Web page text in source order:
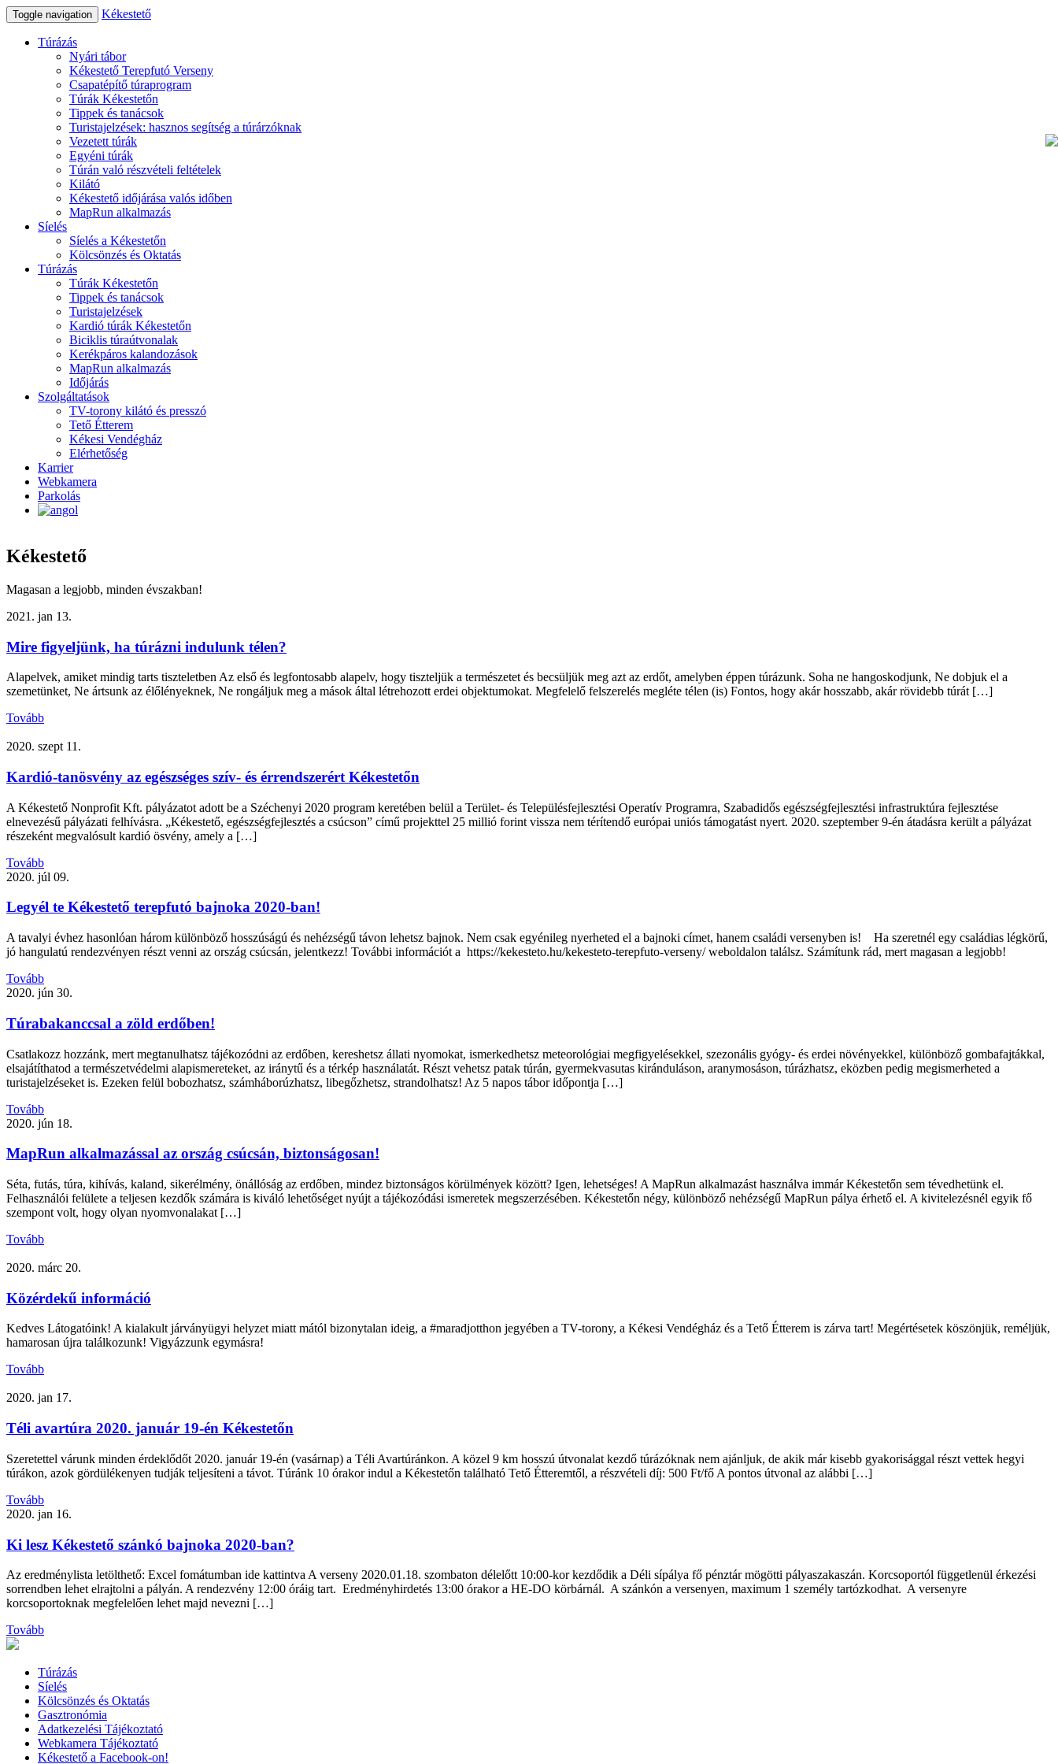
Toggle navigation Kékestető
Túrázás
Nyári tábor
Kékestető Terepfutó Verseny
Csapatépítő túraprogram
Túrák Kékestetőn
Tippek és tanácsok
Turistajelzések: hasznos segítség a túrárzóknak
Vezetett túrák
Egyéni túrák
Túrán való részvételi feltételek
Kilátó
Kékestető időjárása valós időben
MapRun alkalmazás
Síelés
Síelés a Kékestetőn
Kölcsönzés és Oktatás
Túrázás
Túrák Kékestetőn
Tippek és tanácsok
Turistajelzések
Kardió túrák Kékestetőn
Biciklis túraútvonalak
Kerékpáros kalandozások
MapRun alkalmazás
Időjárás
Szolgáltatások
TV-torony kilátó és presszó
Tető Étterem
Kékesi Vendégház
Elérhetőség
Karrier
Webkamera
Parkolás
Kékestető
Magasan a legjobb, minden évszakban!
2021. jan 13.
Mire figyeljünk, ha túrázni indulunk télen?
Alapelvek, amiket mindig tarts tiszteletben Az első és legfontosabb alapelv, hogy tiszteljük a természetet és becsüljük meg azt az erdőt, amelyben éppen túrázunk. Soha ne hangoskodjunk, Ne dobjuk el a
szemetünket, Ne ártsunk az élőlényeknek, Ne rongáljuk meg a mások által létrehozott erdei objektumokat. Megfelelő felszerelés megléte télen (is) Fontos, hogy akár hosszabb, akár rövidebb túrát […]
Tovább
2020. szept 11.
Kardió-tanösvény az egészséges szív- és érrendszerért Kékestetőn
A Kékestető Nonprofit Kft. pályázatot adott be a Széchenyi 2020 program keretében belül a Terület- és Településfejlesztési Operatív Programra, Szabadidős egészségfejlesztési infrastruktúra fejlesztése
elnevezésű pályázati felhívásra. „Kékestető, egészségfejlesztés a csúcson” című projekttel 25 millió forint vissza nem térítendő európai uniós támogatást nyert. 2020. szeptember 9-én átadásra került a pályázat
részeként megvalósult kardió ösvény, amely a […]
Tovább
2020. júl 09.
Legyél te Kékestető terepfutó bajnoka 2020-ban!
A tavalyi évhez hasonlóan három különböző hosszúságú és nehézségű távon lehetsz bajnok. Nem csak egyénileg nyerheted el a bajnoki címet, hanem családi versenyben is! Ha szeretnél egy családias légkörű,
jó hangulatú rendezvényen részt venni az ország csúcsán, jelentkezz! További információt a https://kekesteto.hu/kekesteto-terepfuto-verseny/ weboldalon találsz. Számítunk rád, mert magasan a legjobb!
Tovább
2020. jún 30.
Túrabakanccsal a zöld erdőben!
Csatlakozz hozzánk, mert megtanulhatsz tájékozódni az erdőben, kereshetsz állati nyomokat, ismerkedhetsz meteorológiai megfigyelésekkel, szezonális gyógy- és erdei növényekkel, különböző gombafajtákkal,
elsajátíthatod a természetvédelmi alapismereteket, az iránytű és a térkép használatát. Részt vehetsz patak túrán, gyermekvasutas kiránduláson, aranymosáson, túrázhatsz, eközben pedig megismerheted a
turistajelzéseket is. Ezeken felül bobozhatsz, számháborúzhatsz, libegőzhetsz, strandolhatsz! Az 5 napos tábor időpontja […]
Tovább
2020. jún 18.
MapRun alkalmazással az ország csúcsán, biztonságosan!
Séta, futás, túra, kihívás, kaland, sikerélmény, önállóság az erdőben, mindez biztonságos körülmények között? Igen, lehetséges! A MapRun alkalmazást használva immár Kékestetőn sem tévedhetünk el.
Felhasználói felülete a teljesen kezdők számára is kiváló lehetőséget nyújt a tájékozódási ismeretek megszerzésében. Kékestetőn négy, különböző nehézségű MapRun pálya érhető el. A kivitelezésnél egyik fő
szempont volt, hogy olyan nyomvonalakat […]
Tovább
2020. márc 20.
Közérdekű információ
Kedves Látogatóink! A kialakult járványügyi helyzet miatt mától bizonytalan ideig, a #maradjotthon jegyében a TV-torony, a Kékesi Vendégház és a Tető Étterem is zárva tart! Megértésetek köszönjük, reméljük,
hamarosan újra találkozunk! Vigyázzunk egymásra!
Tovább
2020. jan 17.
Téli avartúra 2020. január 19-én Kékestetőn
Szeretettel várunk minden érdeklődőt 2020. január 19-én (vasárnap) a Téli Avartúránkon. A közel 9 km hosszú útvonalat kezdő túrázóknak nem ajánljuk, de akik már kisebb gyakorisággal részt vettek hegyi
túrákon, azok gördülékenyen tudják teljesíteni a távot. Túránk 10 órakor indul a Kékestetőn található Tető Étteremtől, a részvételi díj: 500 Ft/fő A pontos útvonal az alábbi […]
Tovább
2020. jan 16.
Ki lesz Kékestető szánkó bajnoka 2020-ban?
Az eredménylista letölthető: Excel fomátumban ide kattintva A verseny 2020.01.18. szombaton délelőtt 10:00-kor kezdődik a Déli sípálya fő pénztár mögötti pályaszakaszán. Korcsoportól függetlenül érkezési
sorrendben lehet elrajtolni a pályán. A rendezvény 12:00 óráig tart. Eredményhirdetés 13:00 órakor a HE-DO körbárnál. A szánkón a versenyen, maximum 1 személy tartózkodhat. A versenyre
korcsoportoknak megfelelően lehet majd nevezni […]
Tovább
Túrázás
Síelés
Kölcsönzés és Oktatás
Gasztronómia
Adatkezelési Tájékoztató
Webkamera Tájékoztató
Kékestető a Facebook-on!